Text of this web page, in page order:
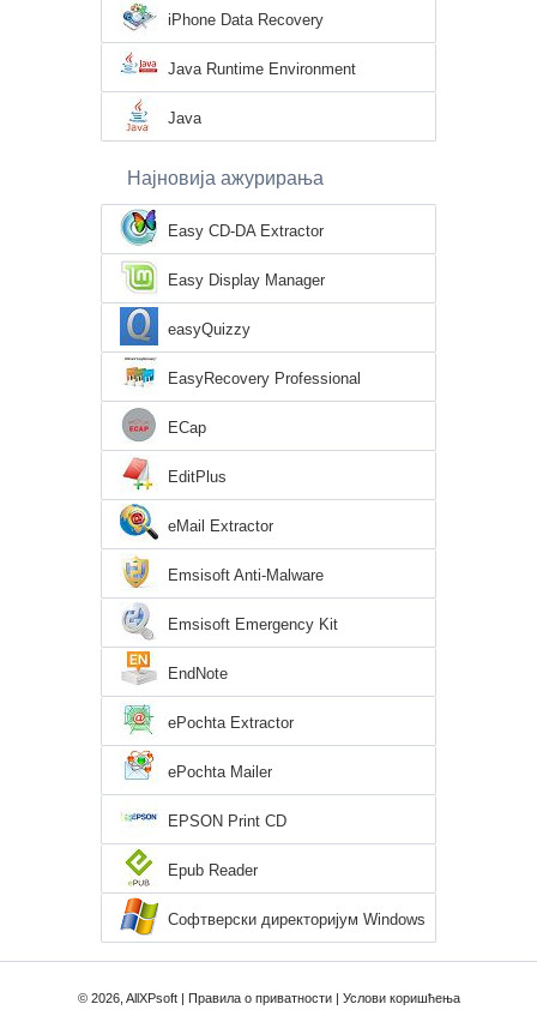
iPhone Data Recovery
Java Runtime Environment
Java
Најновија ажурирања
Easy CD-DA Extractor
Easy Display Manager
easyQuizzy
EasyRecovery Professional
ECap
EditPlus
eMail Extractor
Emsisoft Anti-Malware
Emsisoft Emergency Kit
EndNote
ePochta Extractor
ePochta Mailer
EPSON Print CD
Epub Reader
Софтверски директоријум Windows
XP
© 2026, AllXPsoft | Правила о приватности| Услови коришћења